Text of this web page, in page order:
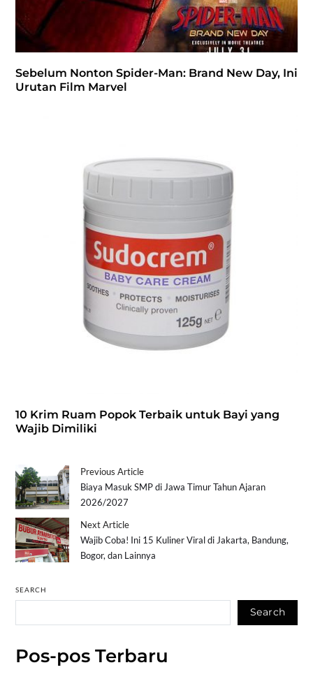
Sebelum Nonton Spider-Man: Brand New Day, Ini
Urutan Film Marvel
10 Krim Ruam Popok Terbaik untuk Bayi yang
Wajib Dimiliki
Previous Article
Biaya Masuk SMP di Jawa Timur Tahun Ajaran
2026/2027
Next Article
Wajib Coba! Ini 15 Kuliner Viral di Jakarta, Bandung,
Bogor, dan Lainnya
SEARCH
Search
Pos-pos Terbaru